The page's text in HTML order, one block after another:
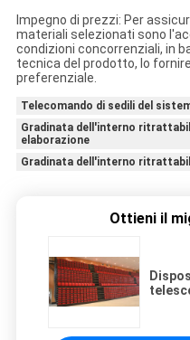
Impegno di prezzi: Per
materiali selezionati sono
condizioni concorrenziali, in
tecnica del prodotto, lo
preferenziale.
Telecomando di sedili del
Gradinata dell'interno
elaborazione
Gradinata dell'interno
Ottieni il